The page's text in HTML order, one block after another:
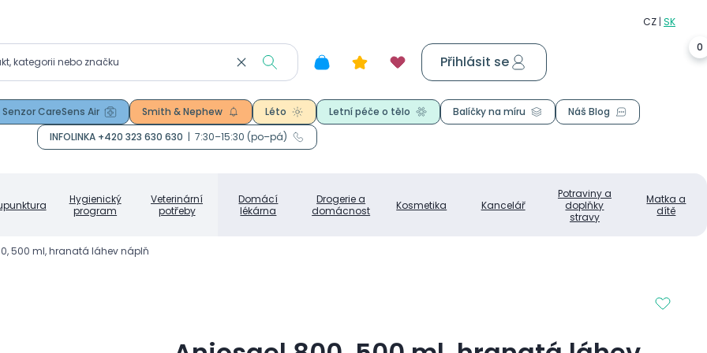
Hygienický
program
Veterinární
potřeby
Domácí
lékárna
Drogerie a
domácnost
Kosmetika Kancelář
Potraviny a
doplňky
stravy
Matka a
dítě
0
Přihlásit se
Senzor CareSens Air Smith & Nephew Léto Letní péče o tělo Balíčky na míru
Náš Blog
INFOLINKA +420 323 630 630
7:30–15:30 (po–pá)
500 ml, hranatá láhev náplň